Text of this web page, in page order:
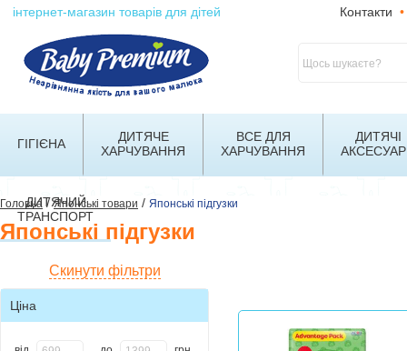
інтернет-магазин товарів для дітей Контакти •
ГІГІЄНА
ДИТЯЧЕ
ХАРЧУВАННЯ
ВСЕ ДЛЯ
ХАРЧУВАННЯ
ДИТЯЧІ
ДИТЯЧИЙ
ТРАНСПОРТ
Головна/Японські товари / Японські підгузки
Японські підгузки
Скинути фільтри
Ціна